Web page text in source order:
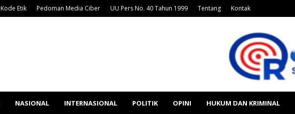
Kode Etik Pedoman Media Ciber UU Pers No. 40 Tahun 1999 Tentang Kontak
NASIONAL INTERNASIONAL POLITIK OPINI HUKUM DAN KRIMINAL